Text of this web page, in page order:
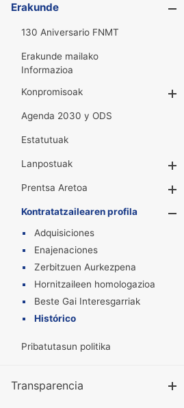
Erakunde
130 Aniversario FNMT
Erakunde mailako
Informazioa
Konpromisoak
Agenda 2030 y ODS
Estatutuak
Lanpostuak
Prentsa Aretoa
Kontratatzailearen profila
Adquisiciones
Enajenaciones
Zerbitzuen Aurkezpena
Hornitzaileen homologazioa
Beste Gai Interesgarriak
Histórico
Pribatutasun politika
Transparencia